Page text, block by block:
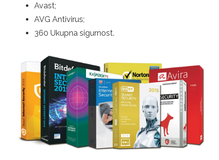
Avast;
AVG Antivirus;
360 Ukupna sigurnost.